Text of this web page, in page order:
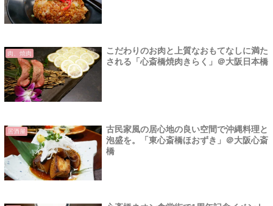
肉、焼肉
こだわりのお肉と上質なおもてなしに満た
される「心斎橋焼肉きらく」＠大阪日本橋
居酒屋
古民家風の居心地の良い空間で沖縄料理と
泡盛を。「東心斎橋ほおずき」＠大阪心斎
橋